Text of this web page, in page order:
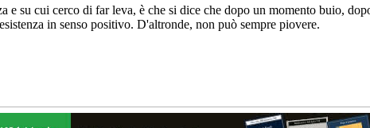
e su cui cerco di far leva, è che si dice che dopo un momento buio,
in senso positivo. D'altronde, non può sempre piovere.